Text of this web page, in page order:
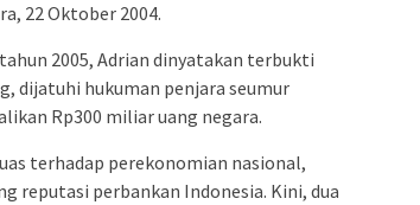
22 Oktober 2004.
2005, Adrian dinyatakan terbukti
dijatuhi hukuman penjara seumur
Rp300 miliar uang negara.
terhadap perekonomian nasional,
reputasi perbankan Indonesia. Kini, dua